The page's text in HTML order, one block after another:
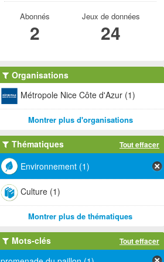
Abonnés
2
Jeux de données
24
Organisations
Métropole Nice Côte d'Azur (1)
Montrer plus d'organisations
Thématiques Tout effacer
Environnement (1)
Culture (1)
Montrer plus de thématiques
Mots-clés Tout effacer